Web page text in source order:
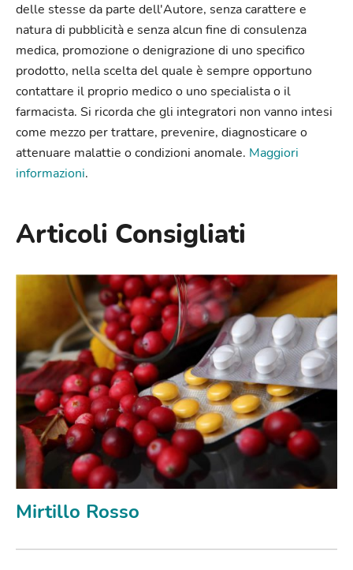
delle stesse da parte dell'Autore, senza carattere e
natura di pubblicità e senza alcun fine di consulenza
medica, promozione o denigrazione di uno specifico
prodotto, nella scelta del quale è sempre opportuno
contattare il proprio medico o uno specialista o il
farmacista. Si ricorda che gli integratori non vanno intesi
come mezzo per trattare, prevenire, diagnosticare o
attenuare malattie o condizioni anomale. Maggiori
informazioni.
Articoli Consigliati
Mirtillo Rosso